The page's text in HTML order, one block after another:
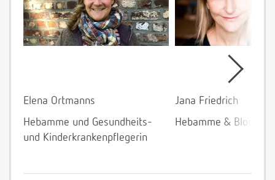
Elena Ortmanns
Hebamme und Gesundheits-
und Kinderkrankenpflegerin
Jana Friedrich
Hebamme &